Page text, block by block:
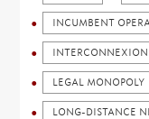
INCUMBENT
INTERCONNEXION
LEGAL MONOPOLY
LONG-DISTANCE